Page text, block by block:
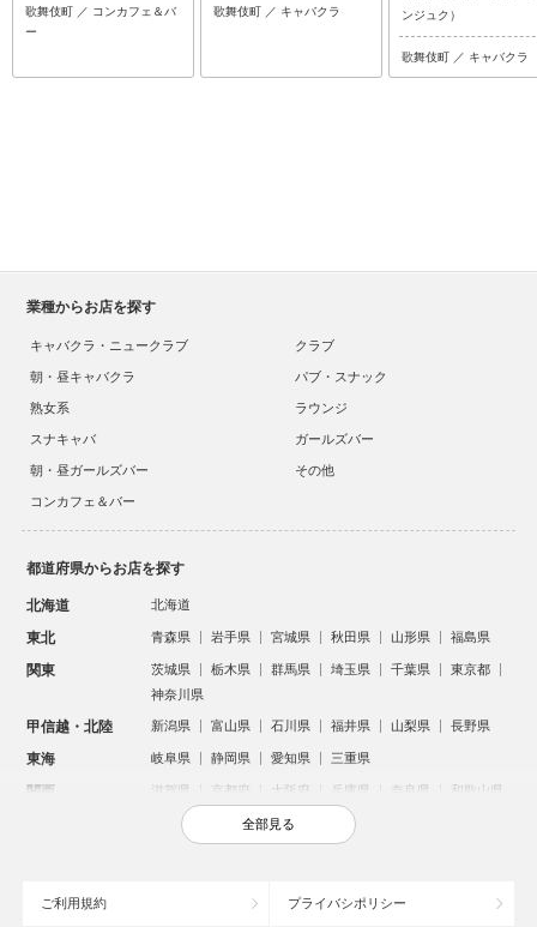
歌舞伎町 ／ コンカフェ＆バ
ー
歌舞伎町 ／ キャバクラ
ンジュク）
歌舞伎町 ／ キャバクラ
業種からお店を探す
キャバクラ・ニュークラブ
クラブ
朝・昼キャバクラ
パブ・スナック
熟女系
ラウンジ
スナキャバ
ガールズバー
朝・昼ガールズバー
その他
コンカフェ＆バー
都道府県からお店を探す
北海道 北海道
東北 青森県 岩手県 宮城県 秋田県 山形県 福島県
関東 茨城県 栃木県 群馬県 埼玉県 千葉県
東京都
神奈川県
甲信越・北陸 新潟県 富山県 石川県 福井県 山梨県 長野県
東海 岐阜県 静岡県 愛知県 三重県
関西 滋賀県 京都府 大阪府 兵庫県 奈良県 和歌山県
鳥取県 島根県 岡山県 広島県
沖縄県
全部見る
ご利用規約 プライバシポリシー